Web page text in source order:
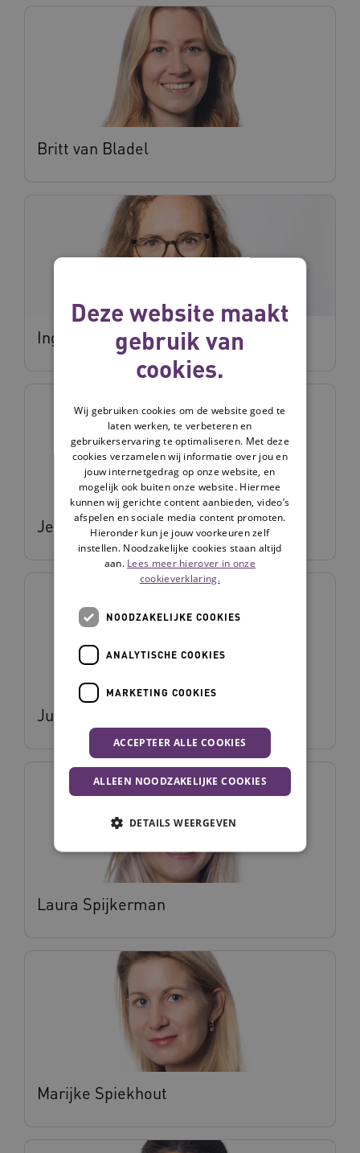
Britt van Bladel
Inge Redeker
Jeroen Schumacher
Judith Reinhard
Laura Spijkerman
Marijke Spiekhout
Deze website maakt
gebruik van
cookies.
Wij gebruiken cookies om de website goed te
laten werken, te verbeteren en
gebruikerservaring te optimaliseren. Met deze
cookies verzamelen wij informatie over jou en
jouw internetgedrag op onze website, en
mogelijk ook buiten onze website. Hiermee
kunnen wij gerichte content aanbieden, video’s
afspelen en sociale media content promoten.
Hieronder kun je jouw voorkeuren zelf
instellen. Noodzakelijke cookies staan altijd
aan. Lees meer hierover in onze
cookieverklaring.
NOODZAKELIJKE COOKIES
ANALYTISCHE COOKIES
MARKETING COOKIES
ACCEPTEER ALLE COOKIES
ALLEEN NOODZAKELIJKE COOKIES
DETAILS WEERGEVEN
Noodzakelijke cookies
Analytische cookies
Marketing cookies
ervoor dat de website werkt. Deze cookies
worden altijd geplaatst en maken geen inbreuk
op uw privacy.
Provider
__Secure-ROLLOUT_TOKEN